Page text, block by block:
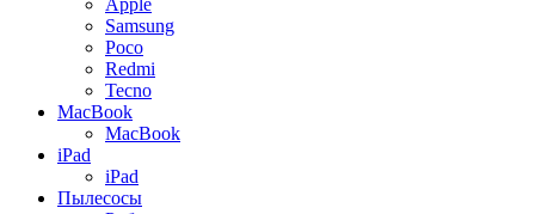
Apple
Samsung
Poco
Redmi
Tecno
MacBook
MacBook
iPad
iPad
Пылесосы